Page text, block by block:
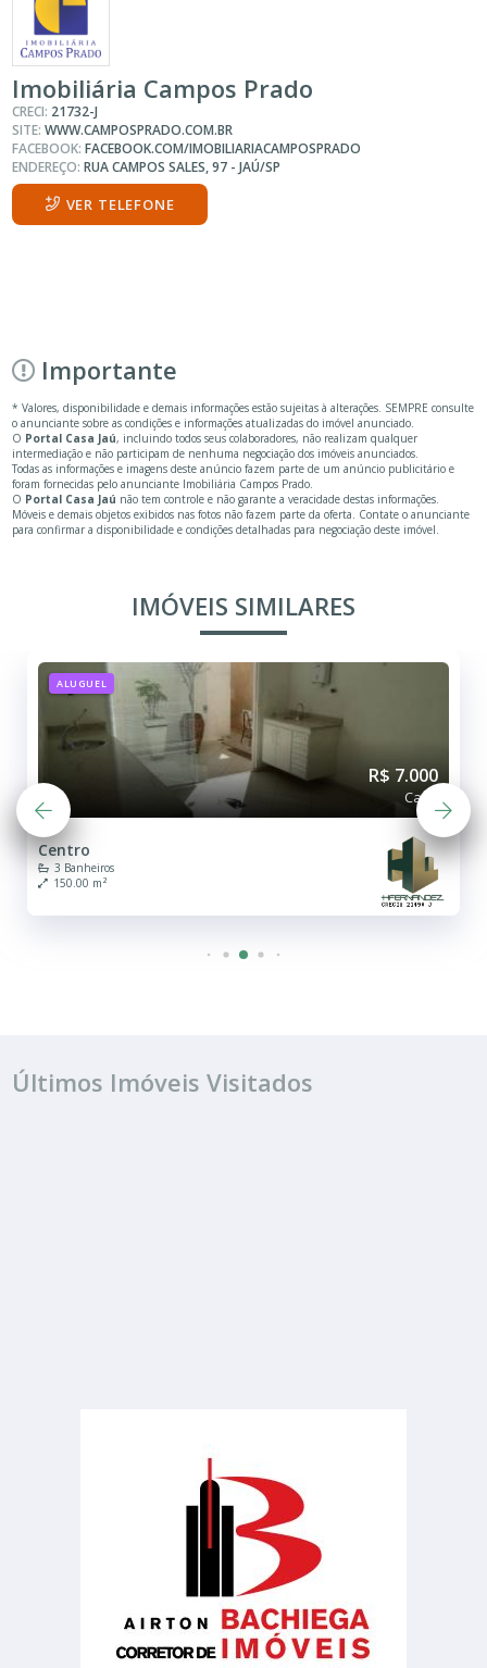
Imobiliária Campos Prado
CRECI: 21732-J
SITE:WWW.CAMPOSPRADO.COM.BR
FACEBOOK:FACEBOOK.COM/IMOBILIARIACAMPOSPRADO
ENDEREÇO:RUA CAMPOS SALES, 97 - JAÚ/SP
VER TELEFONE
Importante
* Valores, disponibilidade e demais informações estão sujeitas à alterações. SEMPRE consulte
o anunciante sobre as condições e informações atualizadas do imóvel anunciado.
O Portal Casa Jaú, incluindo todos seus colaboradores, não realizam qualquer
intermediação e não participam de nenhuma negociação dos imóveis anunciados.
Todas as informações e imagens deste anúncio fazem parte de um anúncio publicitário e
foram fornecidas pelo anunciante Imobiliária Campos Prado.
O Portal Casa Jaú não tem controle e não garante a veracidade destas informações.
Móveis e demais objetos exibidos nas fotos não fazem parte da oferta. Contate o anunciante
para confirmar a disponibilidade e condições detalhadas para negociação deste imóvel.
IMÓVEIS SIMILARES
ALUGUEL
R$ 7.000
Casa
Centro
3 Banheiros
150.00 m²
Últimos Imóveis Visitados